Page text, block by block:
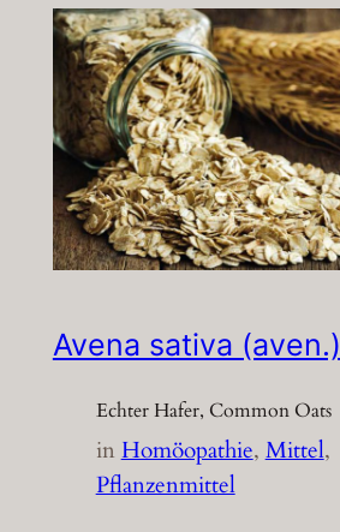
Avena sativa (aven.)
Echter Hafer, Common Oats
inHomöopathie, Mittel
Pflanzenmittel